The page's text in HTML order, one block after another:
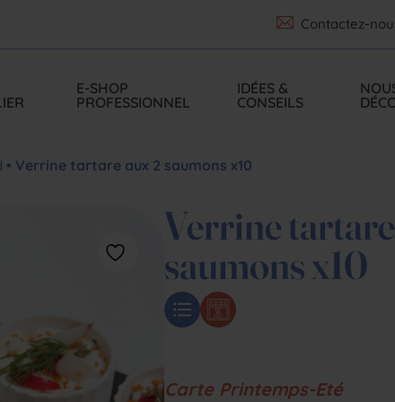
Contactez-
E-SHOP
PROFESSIONNEL
IDÉES &
CONSEILS
• Verrine tartare aux 2 saumons x10
Verrine
saumons x10
Carte Printemps-Eté